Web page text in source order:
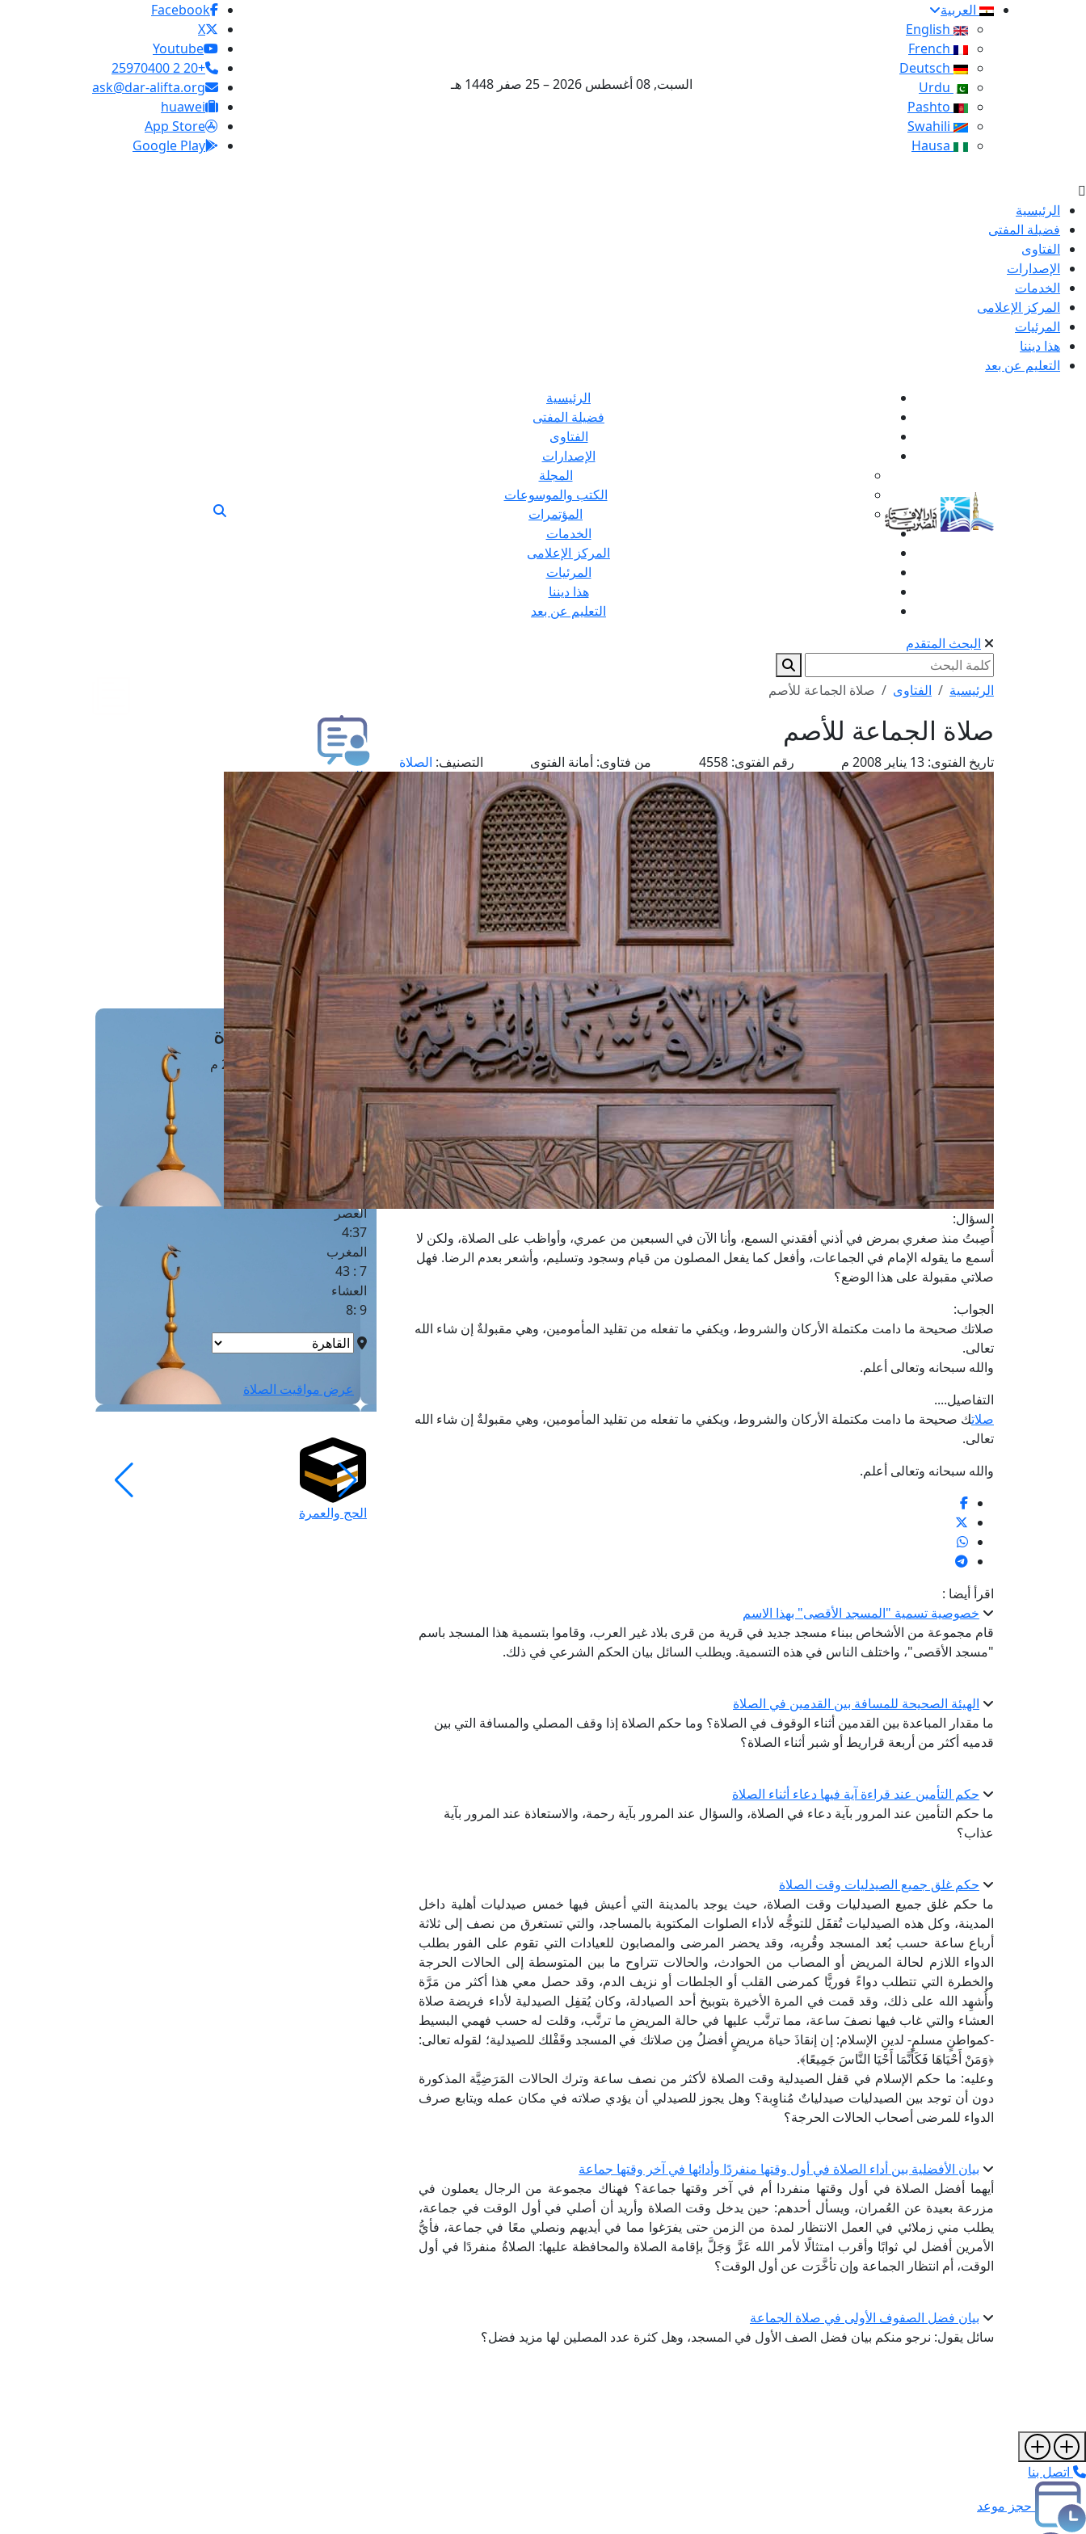
العربية
السبت, 08 أغسطس 2026 – 25 صفر 1448 هـ
Facebook
X
Youtube
+20 2 25970400
ask@dar-alifta.org
huawei
App Store
Google Play
الرئيسية
فضيلة المفتى
الفتاوى
الإصدارات
الخدمات
المركز الإعلامى
المرئيات
هذا ديننا
التعليم عن بعد
الرئيسية
فضيلة المفتى
الفتاوى
الإصدارات
المجلة
الكتب والموسوعات
المؤتمرات
الخدمات
المركز الإعلامى
المرئيات
هذا ديننا
التعليم عن بعد
البحث المتقدم
الرئيسية الفتاوى صلاة الجماعة للأصم
صلاة الجماعة للأصم
تاريخ الفتوى: رقم الفتوى: 4558 من فتاوى: أمانة الفتوى التصنيف: الصلاة
السؤال:
أُصِبتُ منذ صغري بمرض في أذني أفقدني السمع، وأنا الآن في السبعين من عمري، وأواظب على الصلاة، ولكن لا
أسمع ما يقوله الإمام في الجماعات، وأفعل كما يفعل المصلون من قيام وسجود وتسليم، وأشعر بعدم الرضا. فهل
صلاتي مقبولة على هذا الوضع؟
الجواب:
صلاتك صحيحة ما دامت مكتملة الأركان والشروط، ويكفي ما تفعله من تقليد المأمومين، وهي مقبولةٌ إن شاء الله
تعالى.
والله سبحانه وتعالى أعلم.
التفاصيل....
صلاتك صحيحة ما دامت مكتملة الأركان والشروط، ويكفي ما تفعله من تقليد المأمومين، وهي مقبولةٌ إن شاء الله
تعالى.
والله سبحانه وتعالى أعلم.
اقرأ أيضا :
خصوصية تسمية "المسجد الأقصى" بهذا الاسم
قام مجموعة من الأشخاص ببناء مسجد جديد في قرية من قرى بلاد غير العرب، وقاموا بتسمية هذا المسجد باسم
"مسجد الأقصى"، واختلف الناس في هذه التسمية. ويطلب السائل بيان الحكم الشرعي في ذلك.
الهيئة الصحيحة للمسافة بين القدمين في الصلاة
ما مقدار المباعدة بين القدمين أثناء الوقوف في الصلاة؟ وما حكم الصلاة إذا وقف المصلي والمسافة التي بين
قدميه أكثر من أربعة قراريط أو شبر أثناء الصلاة؟
حكم التأمين عند قراءة آية فيها دعاء أثناء الصلاة
ما حكم التأمين عند المرور بآية دعاء في الصلاة، والسؤال عند المرور بآية رحمة، والاستعاذة عند المرور بآية
عذاب؟
حكم غلق جميع الصيدليات وقت الصلاة
ما حكم غلق جميع الصيدليات وقت الصلاة، حيث يوجد بالمدينة التي أعيش فيها خمس صيدليات أهلية داخل
المدينة، وكل هذه الصيدليات تُقفَل للتوجُّه لأداء الصلوات المكتوبة بالمساجد، والتي تستغرق من نصف إلى ثلاثة
أرباع ساعة حسب بُعد المسجد وقُربِه، وقد يحضر المرضى والمصابون للعيادات التي تقوم على الفور بطلب
الدواء اللازم لحالة المريض أو المصاب من الحوادث، والحالات تتراوح ما بين المتوسطة إلى الحالات الحرجة
والخطرة التي تتطلب دواءً فوريًّا كمرضى القلب أو الجلطات أو نزيف الدم، وقد حصل معي هذا أكثر من مَرَّة
وأُشهِد الله على ذلك، وقد قمت في المرة الأخيرة بتوبيخ أحد الصيادلة، وكان يُقفِل الصيدلية لأداء فريضة صلاة
العشاء والتي غاب فيها نصفَ ساعة، مما ترتَّب عليها في حالة المريضِ ما ترتَّب، وقلت له حسب فهمي البسيط
-كمواطنٍ مسلمٍ- لدينِ الإسلام: إن إنقاذَ حياة مريضٍ أفضلُ مِن صلاتك في المسجد وقَفْلك للصيدلية؛ لقوله تعالى:
﴿وَمَنْ أَحْيَاهَا فَكَأَنَّمَا أَحْيَا النَّاسَ جَمِيعًا﴾.
وعليه: ما حكم الإسلام في قفل الصيدلية وقت الصلاة لأكثر من نصف ساعة وترك الحالات المَرَضِيَّة المذكورة
دون أن توجد بين الصيدليات صيدلياتٌ مُناوِبة؟ وهل يجوز للصيدلي أن يؤدي صلاته في مكان عمله ويتابع صرف
الدواء للمرضى أصحاب الحالات الحرجة؟
بيان الأفضلية بين أداء الصلاة في أول وقتها منفردًا وأدائها في آخر وقتها جماعة
أيهما أفضل الصلاة في أول وقتها منفردا أم في آخر وقتها جماعة؟ فهناك مجموعة من الرجال يعملون في
مزرعة بعيدة عن العُمران، ويسأل أحدهم: حين يدخل وقت الصلاة وأريد أن أصلي في أول الوقت في جماعة،
يطلب مني زملائي في العمل الانتظار لمدة من الزمن حتى يفرَغوا مما في أيديهم ونصلي معًا في جماعة، فأيُّ
الأمرين أفضل لي ثوابًا وأقرب امتثالًا لأمر الله عَزَّ وَجَلَّ بإقامة الصلاة والمحافظة عليها: الصلاةُ منفردًا في أول
الوقت، أم انتظار الجماعة وإن تأخَّرَت عن أول الوقت؟
بيان فضل الصفوف الأولى في صلاة الجماعة
سائل يقول: نرجو منكم بيان فضل الصف الأول في المسجد، وهل كثرة عدد المصلين لها مزيد فضل؟
طلب فتوى
استعلام عن فتوى
حجز موعد
الفتوى الهاتفية
مَواقِيتُ الصَّـــلاة
القاهرة · 08 أغسطس 2026 م
الفجر
4 :42
الشروق
6 :18
الظهر
العصر
4:37
المغرب
7 : 43
العشاء
9 :8
عرض مواقيت الصلاة
الحج والعمرة
اتصل بنا
حجز موعد